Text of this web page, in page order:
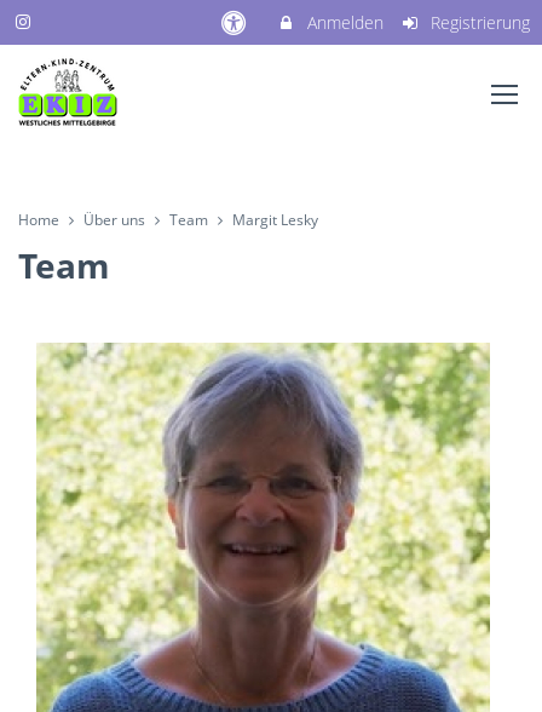
Anmelden Registrierung
Home Über uns Team Margit Lesky
Team